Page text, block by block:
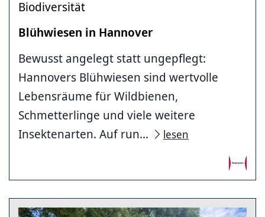
Biodiversität
Blühwiesen in Hannover
Bewusst angelegt statt ungepflegt:
Hannovers Blühwiesen sind wertvolle
Lebensräume für Wildbienen,
Schmetterlinge und viele weitere
Insektenarten. Auf run...
lesen